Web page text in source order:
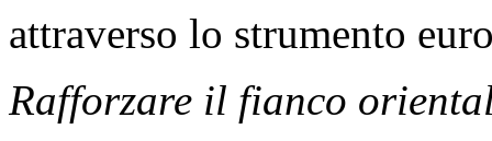
attraverso lo strumento
Rafforzare il fianco